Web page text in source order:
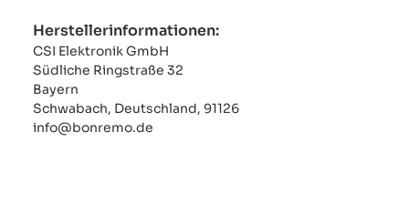
Herstellerinformationen:
CSI Elektronik GmbH
Südliche Ringstraße 32
Bayern
Schwabach, Deutschland, 91126
info@bonremo.de